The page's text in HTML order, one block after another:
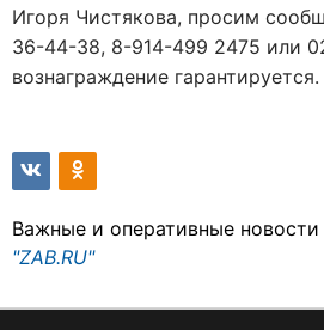
Игоря Чистякова, просим
36-44-38, 8-914-499 2475 или
вознаграждение гарантируется.
Важные и оперативные
"ZAB.RU"